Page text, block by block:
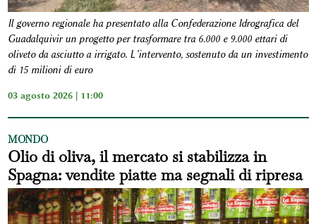
Il governo regionale ha presentato alla Confederazione Idrografica del
Guadalquivir un progetto per trasformare tra 6.000 e 9.000 ettari di
oliveto da asciutto a irrigato. L’intervento, sostenuto da un investimento
di 15 milioni di euro
03 agosto 2026 | 11:00
MONDO
Olio di oliva, il mercato si stabilizza in
Spagna: vendite piatte ma segnali di ripresa